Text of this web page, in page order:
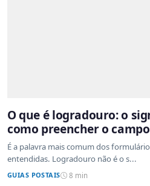
O que é logradouro: o
como preencher o
É a palavra mais comum dos
entendidas. Logradouro não é o s...
GUIAS POSTAIS 8 min